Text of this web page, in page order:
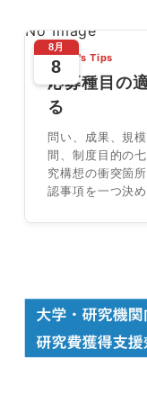
No Image
8月
8
Today's Tips
応募種目の
る
問い、成果、規
間、制度目的の
究構想の衝突箇
認事項を一つ決